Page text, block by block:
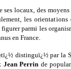
locaux, des
les
parmi les
en France.
distinguï¿½ par la
Jean Perrin de